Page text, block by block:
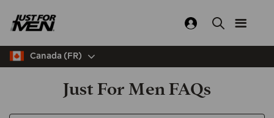
main
content
Canada (FR)
Just For Men FAQs